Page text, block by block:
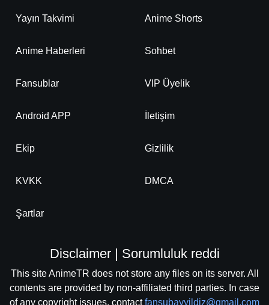
Yayın Takvimi Anime Shorts
Anime Haberleri Sohbet
Fansublar VIP Üyelik
Android APP İletişim
Ekip Gizlilik
KVKK DMCA
Şartlar
Disclaimer | Sorumluluk reddi
This site AnimeTR does not store any files on its server. All
contents are provided by non-affiliated third parties. In case
of any copyright issues, contactfansubayyildiz@gmail.com